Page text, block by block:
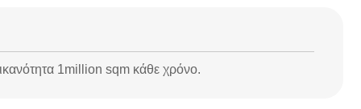
1million sqm κάθε χρόνο.